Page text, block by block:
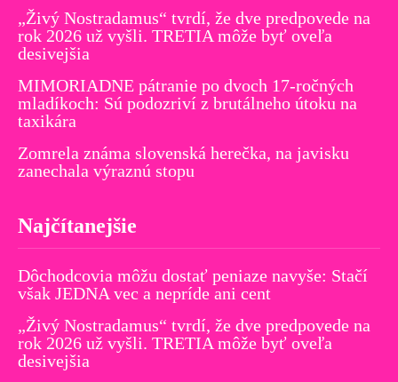
„Živý Nostradamus“ tvrdí, že dve predpovede na
rok 2026 už vyšli. TRETIA môže byť oveľa
desivejšia
MIMORIADNE pátranie po dvoch 17-ročných
mladíkoch: Sú podozriví z brutálneho útoku na
taxikára
Zomrela známa slovenská herečka, na javisku
zanechala výraznú stopu
Najčítanejšie
Dôchodcovia môžu dostať peniaze navyše: Stačí
však JEDNA vec a nepríde ani cent
„Živý Nostradamus“ tvrdí, že dve predpovede na
rok 2026 už vyšli. TRETIA môže byť oveľa
desivejšia